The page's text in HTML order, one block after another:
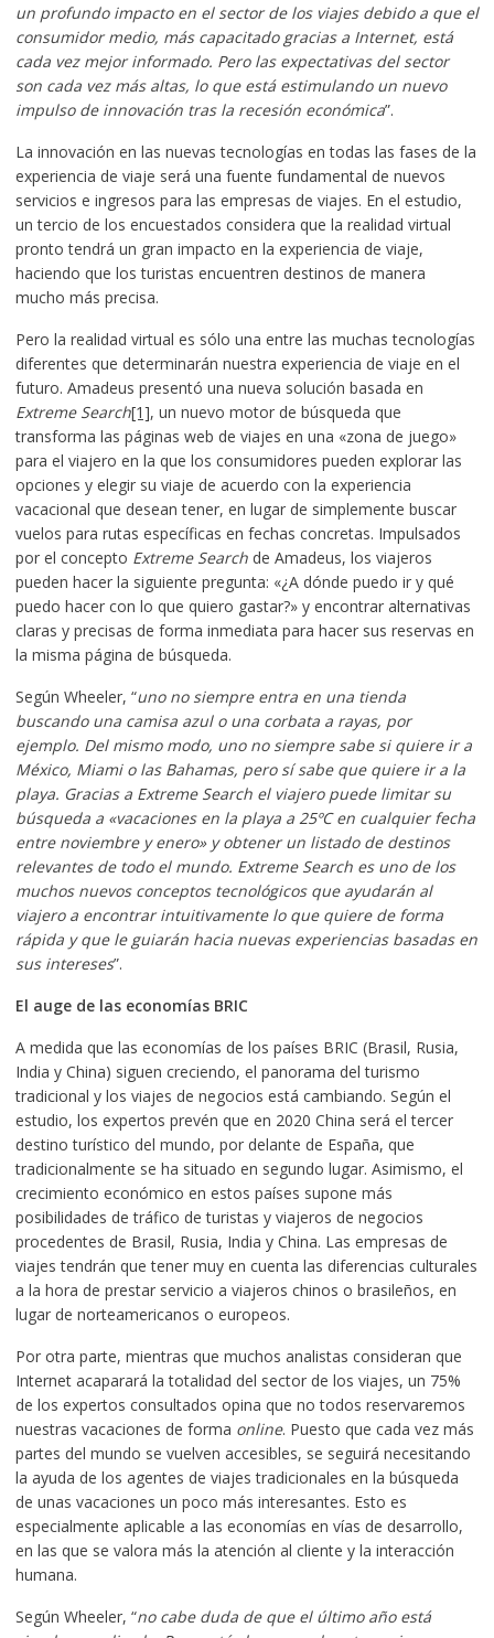
un profundo impacto en el sector de los viajes debido a que el
consumidor medio, más capacitado gracias a Internet, está
cada vez mejor informado. Pero las expectativas del sector
son cada vez más altas, lo que está estimulando un nuevo
impulso de innovación tras la recesión económica”.
La innovación en las nuevas tecnologías en todas las fases de la
experiencia de viaje será una fuente fundamental de nuevos
servicios e ingresos para las empresas de viajes. En el estudio,
un tercio de los encuestados considera que la realidad virtual
pronto tendrá un gran impacto en la experiencia de viaje,
haciendo que los turistas encuentren destinos de manera
mucho más precisa.
Pero la realidad virtual es sólo una entre las muchas tecnologías
diferentes que determinarán nuestra experiencia de viaje en el
futuro. Amadeus presentó una nueva solución basada en
Extreme Search[1], un nuevo motor de búsqueda que
transforma las páginas web de viajes en una «zona de juego»
para el viajero en la que los consumidores pueden explorar las
opciones y elegir su viaje de acuerdo con la experiencia
vacacional que desean tener, en lugar de simplemente buscar
vuelos para rutas específicas en fechas concretas. Impulsados
por el concepto Extreme Searchde Amadeus, los viajeros
pueden hacer la siguiente pregunta: «¿A dónde puedo ir y qué
puedo hacer con lo que quiero gastar?» y encontrar alternativas
claras y precisas de forma inmediata para hacer sus reservas en
la misma página de búsqueda.
Según Wheeler, “uno no siempre entra en una tienda
buscando una camisa azul o una corbata a rayas, por
ejemplo. Del mismo modo, uno no siempre sabe si quiere ir a
México, Miami o las Bahamas, pero sí sabe que quiere ir a la
playa. Gracias a Extreme Search el viajero puede limitar su
búsqueda a «vacaciones en la playa a 25ºC en cualquier fecha
entre noviembre y enero» y obtener un listado de destinos
relevantes de todo el mundo. Extreme Search es uno de los
muchos nuevos conceptos tecnológicos que ayudarán al
viajero a encontrar intuitivamente lo que quiere de forma
rápida y que le guiarán hacia nuevas experiencias basadas en
sus intereses”.
El auge de las economías BRIC
A medida que las economías de los países BRIC (Brasil, Rusia,
India y China) siguen creciendo, el panorama del turismo
tradicional y los viajes de negocios está cambiando. Según el
estudio, los expertos prevén que en 2020 China será el tercer
destino turístico del mundo, por delante de España, que
tradicionalmente se ha situado en segundo lugar. Asimismo, el
crecimiento económico en estos países supone más
posibilidades de tráfico de turistas y viajeros de negocios
procedentes de Brasil, Rusia, India y China. Las empresas de
viajes tendrán que tener muy en cuenta las diferencias culturales
a la hora de prestar servicio a viajeros chinos o brasileños, en
lugar de norteamericanos o europeos.
Por otra parte, mientras que muchos analistas consideran que
Internet acaparará la totalidad del sector de los viajes, un 75%
de los expertos consultados opina que no todos reservaremos
nuestras vacaciones de forma online. Puesto que cada vez más
partes del mundo se vuelven accesibles, se seguirá necesitando
la ayuda de los agentes de viajes tradicionales en la búsqueda
de unas vacaciones un poco más interesantes. Esto es
especialmente aplicable a las economías en vías de desarrollo,
en las que se valora más la atención al cliente y la interacción
humana.
Según Wheeler, “no cabe duda de que el último año está